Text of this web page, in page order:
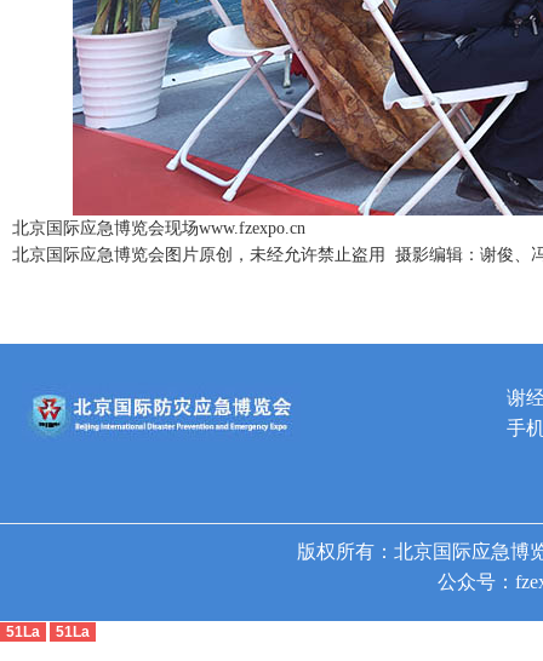
北京国际应急博览会现场www.fzexpo.cn
北京国际应急博览会图片原创，未经允许禁止盗用 摄影编辑：谢俊、
谢
手
版权所有：北京国际应急博
公众号：
51La 51La